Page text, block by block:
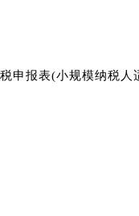
报表(小规模纳税人